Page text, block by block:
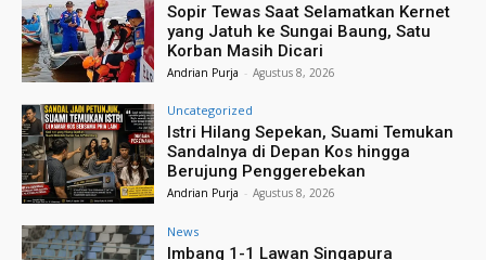
Sopir Tewas Saat Selamatkan Kernet
yang Jatuh ke Sungai Baung, Satu
Korban Masih Dicari
Andrian Purja - Agustus 8, 2026
Uncategorized
Istri Hilang Sepekan, Suami Temukan
Sandalnya di Depan Kos hingga
Berujung Penggerebekan
Andrian Purja - Agustus 8, 2026
News
Imbang 1-1 Lawan Singapura